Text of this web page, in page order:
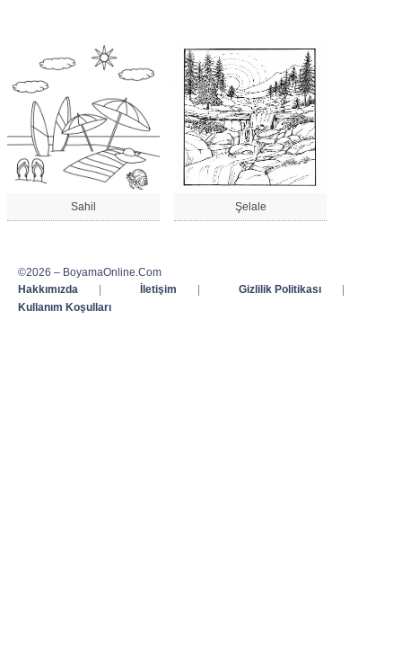
Sahil Şelale
©2026 – BoyamaOnline.Com
Hakkımızda
İletişim Gizlilik Politikası
Kullanım Koşulları